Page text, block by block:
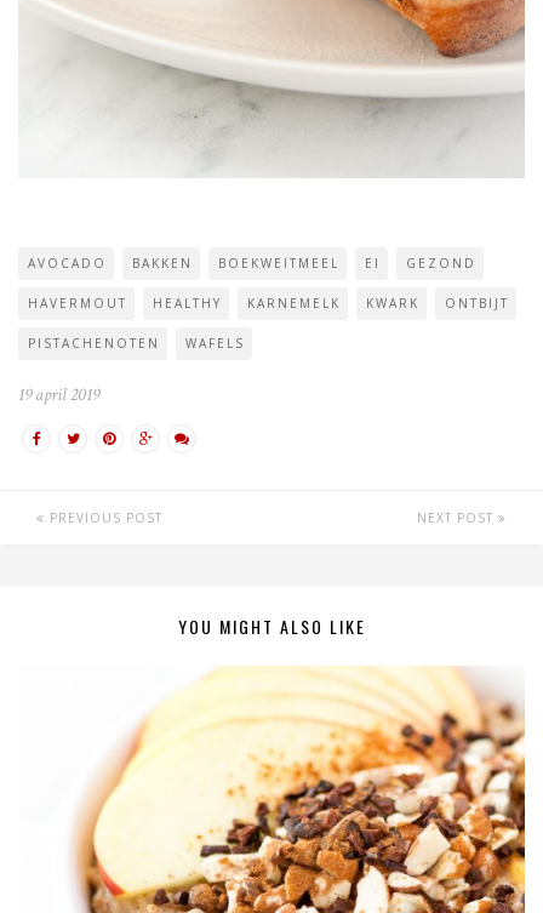
AVOCADO BAKKEN BOEKWEITMEEL EI GEZOND
HAVERMOUT HEALTHY KARNEMELK KWARK ONTBIJT
PISTACHENOTEN WAFELS
19 april 2019
PREVIOUS POST NEXT POST
YOU MIGHT ALSO LIKE